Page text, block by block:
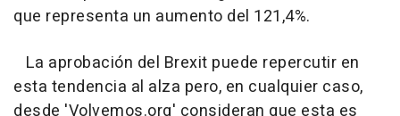
que representa un aumento del 121,4%.
La aprobación del Brexit puede repercutir en
esta tendencia al alza pero, en cualquier caso,